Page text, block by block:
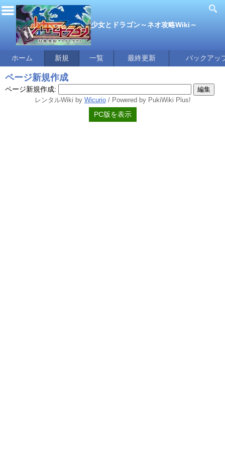
少女とドラゴン～ネオ攻略Wiki～
ホーム 新規 一覧 最終更新 バックアッ
ページ新規作成
ページ新規作成:
レンタルWiki by Wicurio/ Powered by PukiWiki Plus!
PC版を表示